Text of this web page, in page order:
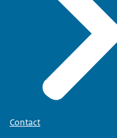
Contact